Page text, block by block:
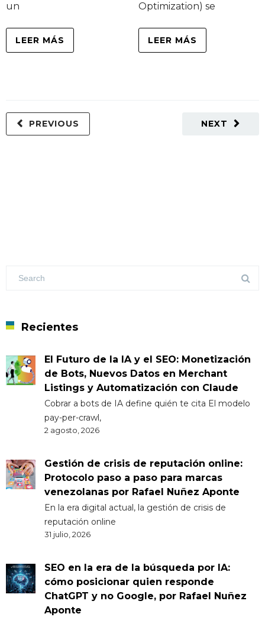
un
LEER MÁS
Optimization) se
LEER MÁS
NEXT
PREVIOUS
Recientes
El Futuro de la IA y el SEO: Monetización
de Bots, Nuevos Datos en Merchant
Listings y Automatización con Claude
Cobrar a bots de IA define quién te cita El modelo
pay-per-crawl,
2 agosto, 2026
Gestión de crisis de reputación online:
Protocolo paso a paso para marcas
venezolanas por Rafael Nuñez Aponte
En la era digital actual, la gestión de crisis de
reputación online
31 julio, 2026
SEO en la era de la búsqueda por IA:
cómo posicionar quien responde
ChatGPT y no Google, por Rafael Nuñez
Aponte